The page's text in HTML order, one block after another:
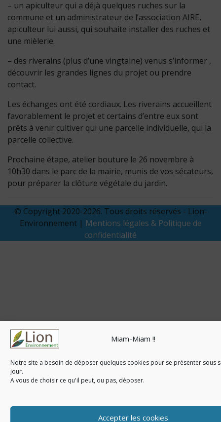
Miam-Miam !!
Notre site a besoin de déposer quelques cookies pour se présenter sous
jour.
A vous de choisir ce qu'il peut, ou pas, déposer.
Accepter les cookies
– un apiculteur qui a déjà quelques ruches sur la
commune et un administrateur de l’association AIRE,
apiculteur lui aussi, qui souhaite installer des ruches et
une mièlerie.
– des riverains (plus d’une vingtaine) venus s’informer ,
découvrir les grandes lignes du projet ou prendre
contact.
Les échanges ont été cordiaux. Les riverains accueillent
favorablement le projet et certains d’entre eux sont
prêts à venir cultiver qui une parcelle individuelle, qui la
parcelle collective.
Prochaine étape, atelier bouture le 26 novembre à
10h30 dans le parc de la mairie, munis de vos sécateurs,
pour préparer la clôture végétale du jardin.
© Copyright 2020-2026. Tous droits réservés - Lion-
Environnement | Mentions légales & Politique de
confidentialité